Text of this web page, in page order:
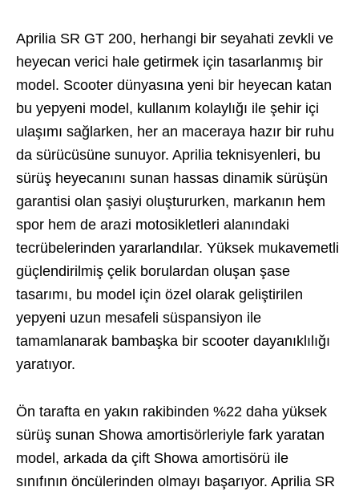
Aprilia SR GT 200, herhangi bir seyahati zevkli ve
heyecan verici hale getirmek için tasarlanmış bir
model. Scooter dünyasına yeni bir heyecan katan
bu yepyeni model, kullanım kolaylığı ile şehir içi
ulaşımı sağlarken, her an maceraya hazır bir ruhu
da sürücüsüne sunuyor. Aprilia teknisyenleri, bu
sürüş heyecanını sunan hassas dinamik sürüşün
garantisi olan şasiyi oluştururken, markanın hem
spor hem de arazi motosikletleri alanındaki
tecrübelerinden yararlandılar. Yüksek mukavemetli
güçlendirilmiş çelik borulardan oluşan şase
tasarımı, bu model için özel olarak geliştirilen
yepyeni uzun mesafeli süspansiyon ile
tamamlanarak bambaşka bir scooter dayanıklılığı
yaratıyor.
Ön tarafta en yakın rakibinden %22 daha yüksek
sürüş sunan Showa amortisörleriyle fark yaratan
model, arkada da çift Showa amortisörü ile
sınıfının öncülerinden olmayı başarıyor. Aprilia SR